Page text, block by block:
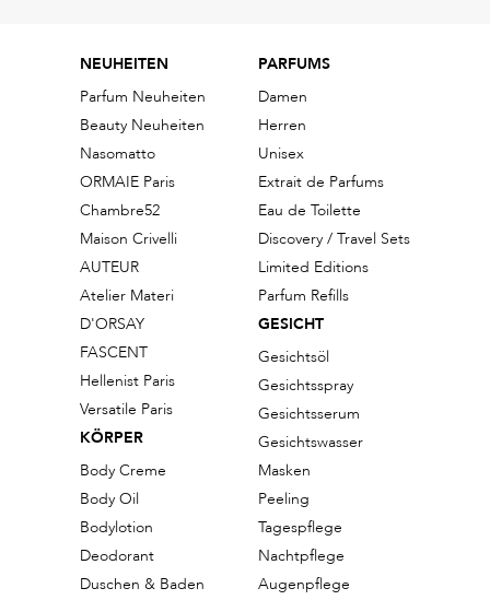
NEUHEITEN
Parfum Neuheiten
Beauty Neuheiten
Nasomatto
ORMAIE Paris
Chambre52
Maison Crivelli
AUTEUR
Atelier Materi
D'ORSAY
FASCENT
Hellenist Paris
Versatile Paris
KÖRPER
Body Creme
Body Oil
Bodylotion
Deodorant
Duschen & Baden
PARFUMS
Damen
Herren
Unisex
Extrait de Parfums
Eau de Toilette
Discovery / Travel Sets
Limited Editions
Parfum Refills
GESICHT
Gesichtsöl
Gesichtsspray
Gesichtsserum
Gesichtswasser
Masken
Peeling
Tagespflege
Nachtpflege
Augenpflege